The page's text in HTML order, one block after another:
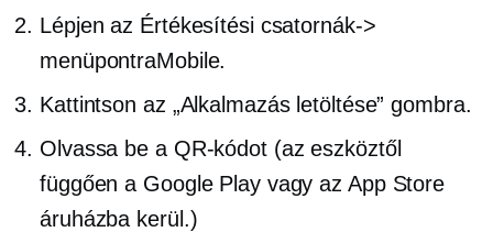
Lépjen az Értékesítési csatornák->
menüpontraMobile.
Kattintson az „Alkalmazás letöltése” gombra.
Olvassa be a QR-kódot (az eszköztől
függően a Google Play vagy az App Store
áruházba kerül.)